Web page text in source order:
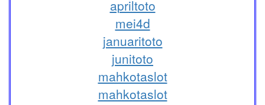
apriltoto
mei4d
januaritoto
junitoto
mahkotaslot
mahkotaslot